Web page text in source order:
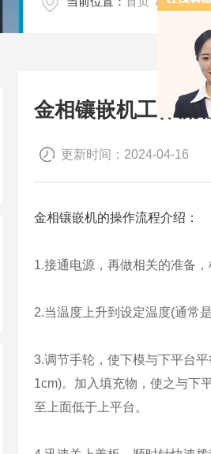
金相镶嵌机工作流
更新时间：2024-04-16
金相镶嵌机的操作流程介绍：
1.接通电源，再做相关的准备
2.当温度上升到设定温度(通常
3.调节手轮，使下模与下平台
1cm)。加入填充物，使之与下
至上面低于上平台。